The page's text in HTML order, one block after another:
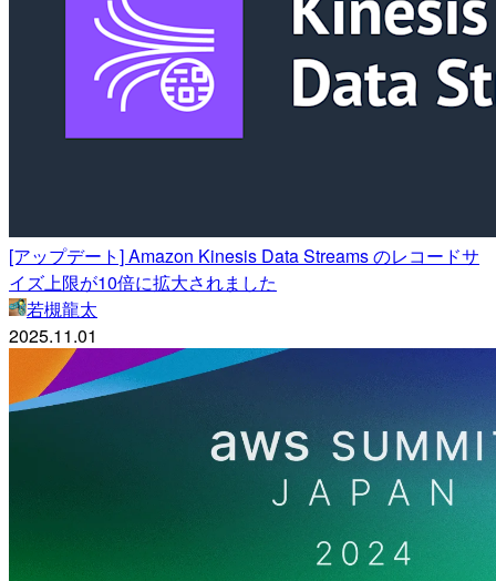
[アップデート] Amazon Kinesis Data Streams のレコードサ
イズ上限が10倍に拡大されました
若槻龍太
2025.11.01